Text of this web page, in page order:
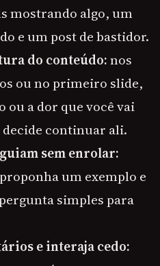
mostrando algo, um
e um post de bastidor.
do conteúdo:nos
ou no primeiro slide,
ou a dor que você vai
decide continuar ali.
sem enrolar:
um exemplo e
simples para
e interaja cedo: